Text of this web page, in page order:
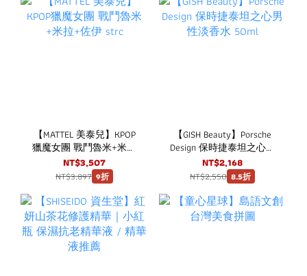
【MATTEL 美泰兒】KPOP
獵魔女團 戰鬥魯米+米拉
+佐伊 strc
NT$3,507
NT$3,897 9折
【GISH Beauty】Porsche
Design 保時捷泰坦之心男
性淡香水 50ml
NT$2,168
NT$2,550 8.5折